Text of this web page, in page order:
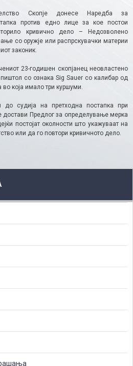
Скопје донесе Наредба за
против едно лице за кое постои
кривично дело – Недозволено
со оружје или распрскувачки материи
законик.
23-годишен скопјанец неовластено
со ознака Sig Sauer со калибар од
која имало три куршуми.
до судија на претходна постапка при
достави Предлог за определување мерка
постојат околности што укажуваат на
или да го повтори кривичното дело.